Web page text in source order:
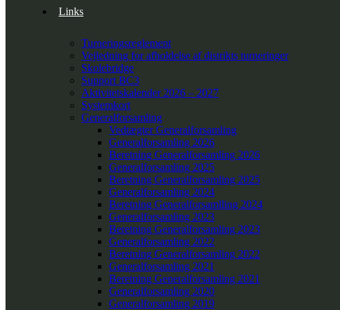
Links
Turneringsreglement
Vejledning for afholdelse af distrikts turneringer
Skolebridge
Support BC3
Aktivitetskalender 2026 – 2027
Systemkort
Generalforsamling
Vedtægter Generalforsamling
Generalforsamling 2026
Beretning Generalforsamling 2026
Generalforsamling 2025
Beretning Generalforsamling 2025
Generalforsamling 2024
Beretning Generalforsamlling 2024
Generalforsamling 2023
Beretning Generalforsamling 2023
Generalforsamling 2022
Beretning Generalforsamling 2022
Generalforsamling 2021
Beretning Generalforsamling 2021
Generalforsamling 2020
Generalforsamling 2019